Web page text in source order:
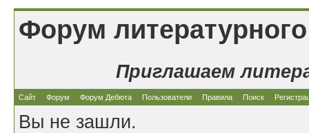
Форум
Приглашаем
Сайт Форум Форум Дебюта Пользователи Правила Поиск
Вы не зашли.